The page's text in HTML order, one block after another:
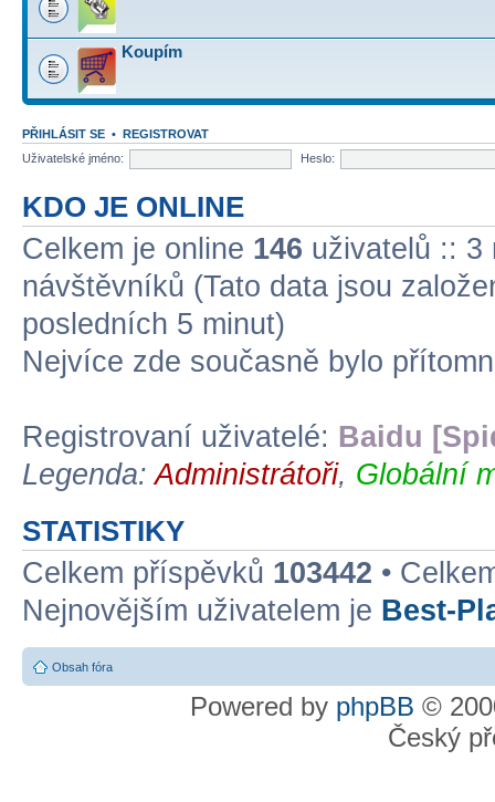
Koupím
PŘIHLÁSIT SE • REGISTROVAT
Uživatelské jméno:
Heslo:
KDO JE ONLINE
Celkem je online 146 uživatelů :: 3
návštěvníků (Tato data jsou
posledních 5 minut)
Nejvíce zde současně bylo
Registrovaní uživatelé: Baidu
Legenda:Administrátoři, Globální
STATISTIKY
Celkem příspěvků 103442 •
Nejnovějším uživatelem je Best-
Obsah fóra
Powered by phpBB ©
Český